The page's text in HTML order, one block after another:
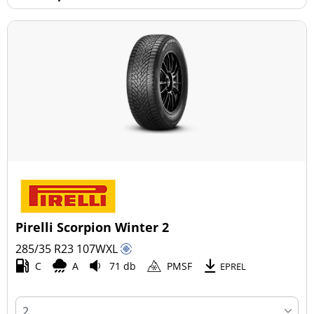
Pirelli Scorpion Winter 2
285/35 R23 107WXL
C A 71 db PMSF EPREL